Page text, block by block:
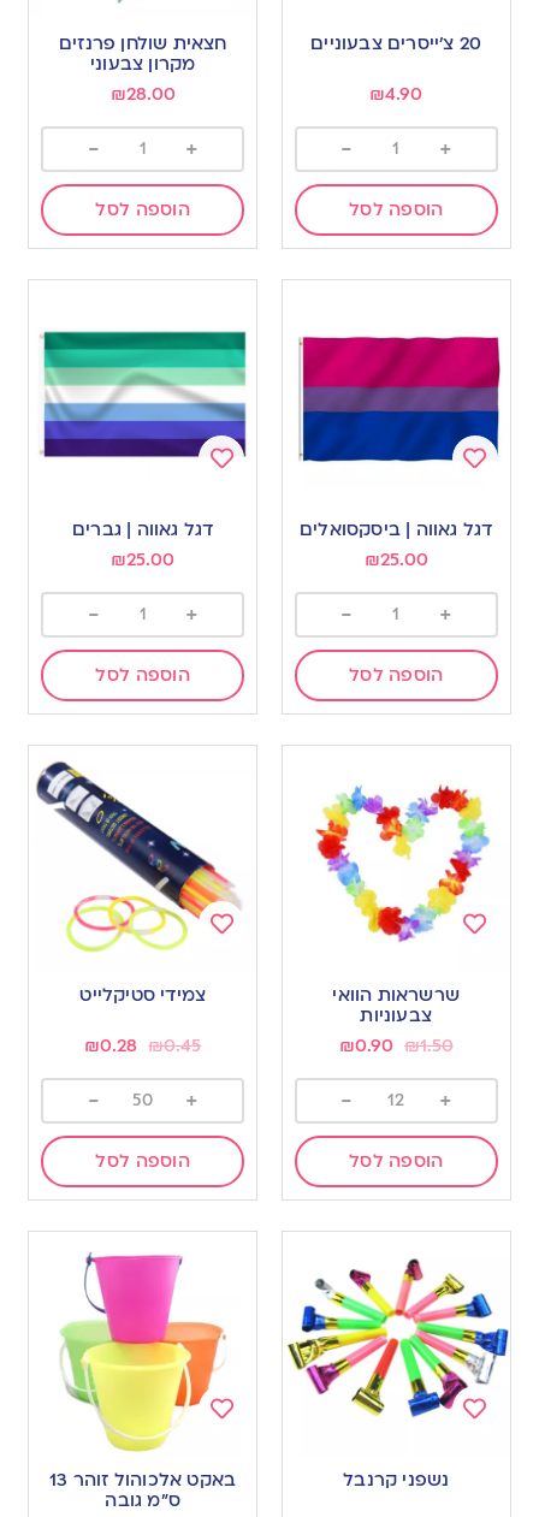
to20 צ׳ייסרים צבעוניים
₪4.90
+
-
הוספה לסל
wishlist
חצאית שולחן פרנזים
מקרון צבעוני
₪28.00
+
-
הוספה לסל
to
דגל גאווה | ביסקסואלים
₪25.00
+
-
הוספה לסל
דגל גאווה | גברים
₪25.00
+
-
הוספה לסל
wishlist
שרשראות הוואי
צבעוניות
₪1.50
₪0.90
+
-
הוספה לסל
wishlist
צמידי סטיקלייט
₪0.45
₪0.28
+
-
הוספה לסל
נשפני קרנבל
to
wishlist
באקט אלכוהול זוהר 13
ס”מ גובה